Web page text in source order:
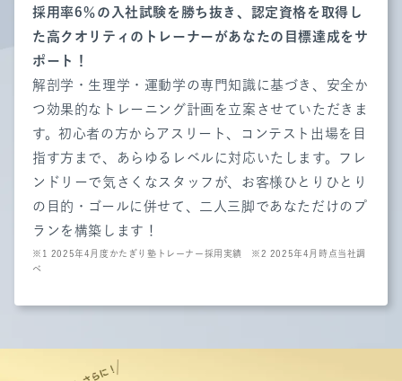
採用率6％の入社試験を勝ち抜き、認定資格を取得し
た高クオリティのトレーナーがあなたの目標達成をサ
ポート！
解剖学・生理学・運動学の専門知識に基づき、安全か
つ効果的なトレーニング計画を立案させていただきま
す。初心者の方からアスリート、コンテスト出場を目
指す方まで、あらゆるレベルに対応いたします。フレ
ンドリーで気さくなスタッフが、お客様ひとりひとり
の目的・ゴールに併せて、二人三脚であなただけのプ
ランを構築します！
※1 2025年4月度かたぎり塾トレーナー採用実績
※2 2025年4月時点当社調
べ